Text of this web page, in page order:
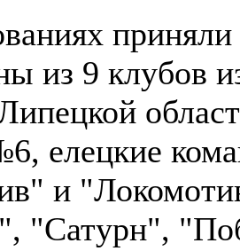
приняли
из 9 клубов
и
"Сатурн",